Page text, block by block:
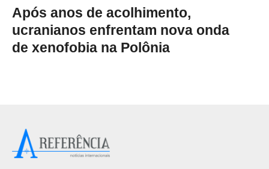
Após anos de acolhimento,
ucranianos enfrentam nova onda
de xenofobia na Polônia